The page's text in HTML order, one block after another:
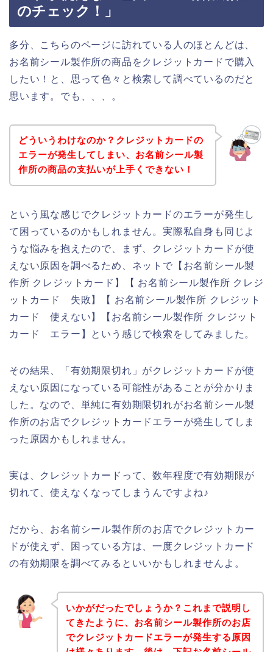
のチェック！」
多分、こちらのページに訪れている人のほとんどは、
お名前シール製作所の商品をクレジットカードで購入
したい！と、思って色々と検索して調べているのだと
思います。でも、、、。
どういうわけなのか？クレジットカードの
エラーが発生してしまい、お名前シール製
作所の商品の支払いが上手くできない！
という風な感じでクレジットカードのエラーが発生し
て困っているのかもしれません。実際私自身も同じよ
うな悩みを抱えたので、まず、クレジットカードが使
えない原因を調べるため、ネットで【お名前シール製
作所 クレジットカード】【 お名前シール製作所 クレジ
ットカード 失敗】【 お名前シール製作所 クレジット
カード 使えない】【お名前シール製作所 クレジット
カード エラー】という感じで検索をしてみました。
その結果、「有効期限切れ」がクレジットカードが使
えない原因になっている可能性があることが分かりま
した。なので、単純に有効期限切れがお名前シール製
作所のお店でクレジットカードエラーが発生してしま
った原因かもしれません。
実は、クレジットカードって、数年程度で有効期限が
切れて、使えなくなってしまうんですよね♪
だから、お名前シール製作所のお店でクレジットカー
ドが使えず、困っている方は、一度クレジットカード
の有効期限を調べてみるといいかもしれませんよ。
いかがだったでしょうか？これまで説明し
てきたように、お名前シール製作所のお店
でクレジットカードエラーが発生する原因